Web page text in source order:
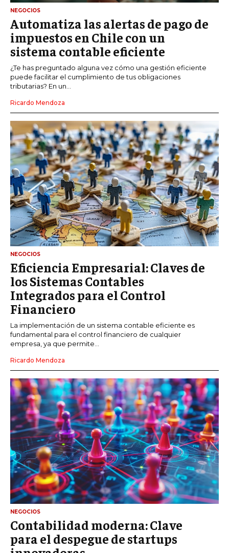
NEGOCIOS
Automatiza las alertas de pago de
impuestos en Chile con un
sistema contable eficiente
¿Te has preguntado alguna vez cómo una gestión eficiente
puede facilitar el cumplimiento de tus obligaciones
tributarias? En un...
Ricardo Mendoza
NEGOCIOS
Eficiencia Empresarial: Claves de
los Sistemas Contables
Integrados para el Control
Financiero
La implementación de un sistema contable eficiente es
fundamental para el control financiero de cualquier
empresa, ya que permite...
Ricardo Mendoza
NEGOCIOS
Contabilidad moderna: Clave
para el despegue de startups